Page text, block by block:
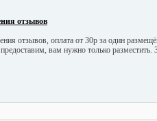
отзывов
отзывов, оплата от 30р за один
вам нужно только